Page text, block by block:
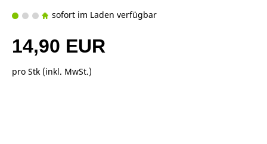
sofort im Laden verfügbar
14,90 EUR
pro Stk (inkl. MwSt.)